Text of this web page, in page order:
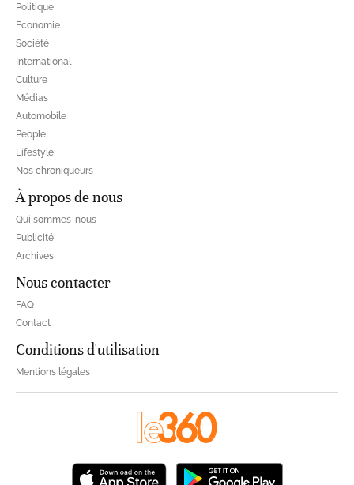
Politique
Economie
Société
International
Culture
Médias
Automobile
People
Lifestyle
Nos chroniqueurs
À propos de nous
Qui sommes-nous
Publicité
Archives
Nous contacter
FAQ
Contact
Conditions d'utilisation
Mentions légales